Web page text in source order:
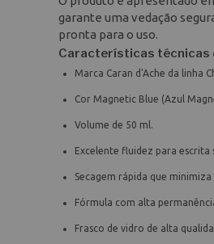
garante uma vedação
pronta para o uso.
Características técnicas
Marca Caran d'Ache da linha
Cor Magnetic Blue (Azul
Volume de 50 ml.
Excelente fluidez para escrita
Secagem rápida que
Fórmula com alta
Frasco de vidro de alta